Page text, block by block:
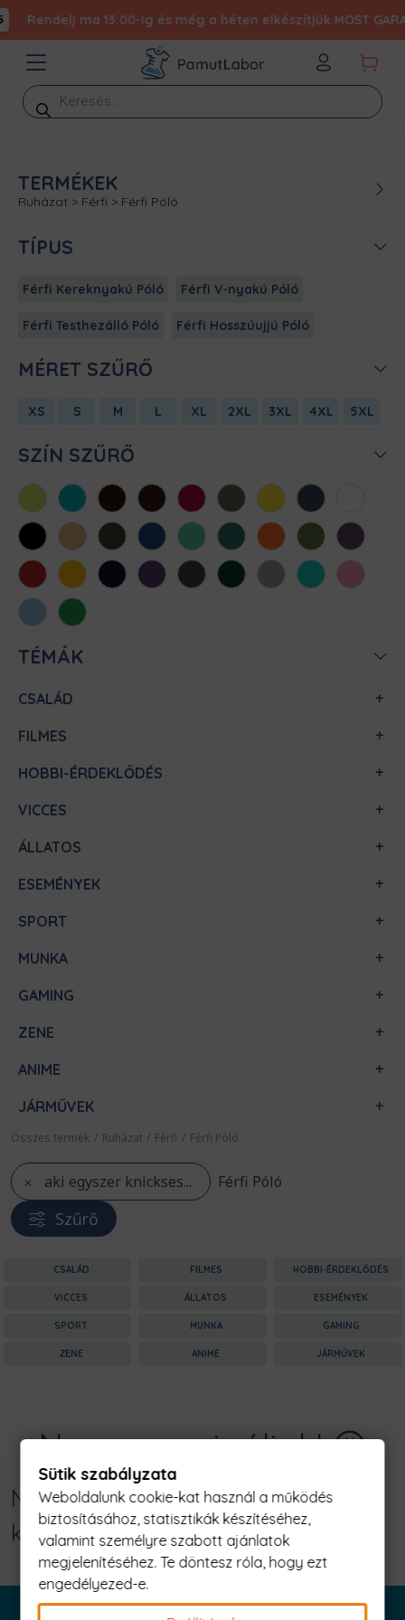
Rendelj ma 13:00-ig és még a héten elkészítjük MOST
Products
search
TERMÉKEK
Ruházat > Férfi > Férfi Póló
TÍPUS
Férfi Kereknyakú Póló Férfi V-nyakú Póló
Férfi Testhezálló Póló Férfi Hosszúujjú Póló
MÉRET SZŰRŐ
XS S M L XL 2XL 3XL 4XL 5XL
SZÍN SZŰRŐ
AlmazöldAtollkékBarnaBordóChili Cink Citromsárga
Denim
FeketeHomokKhaki KirálykékMentaMéregzöld
NarancsOliva Padlizsán
Piros SárgaSötétkékSötétlilaSötétszürke
SötétzöldSportszürke
Türkiz
Világos
rózsaszín
Világoskék
Zöld
TÉMÁK
CSALÁD
FILMES
HOBBI-ÉRDEKLŐDÉS
VICCES
ÁLLATOS
ESEMÉNYEK
SPORT
MUNKA
GAMING
ZENE
ANIME
JÁRMŰVEK
Összes termék / Ruházat / Férfi / Férfi Póló
aki egyszer knickses... Férfi Póló
Szűrő
CSALÁD FILMES HOBBI-ÉRDEKLŐDÉS
VICCES ÁLLATOS ESEMÉNYEK
SPORT MUNKA GAMING
ZENE ANIME JÁRMŰVEK
Nagyon sajnáljuk! 😥
Nincs találat erre: "aki egyszer
knickses... Férfi Póló"
Sütik szabályzata
Weboldalunk cookie-kat használ a működés
biztosításához, statisztikák készítéséhez,
valamint személyre szabott ajánlatok
megjelenítéséhez. Te döntesz róla, hogy ezt
engedélyezed-e.